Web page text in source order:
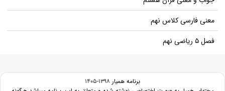
معنی فارسی کلاس نهم
فصل ۵ ریاضی نهم
برنامه همیار ۱۳۹۸-۱۴۰۵